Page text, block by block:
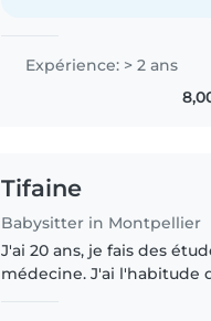
Expérience: > 2 ans
Tifaine
Babysitter in Montpellier
J'ai 20 ans, je fais des
médecine. J'ai l'habitude